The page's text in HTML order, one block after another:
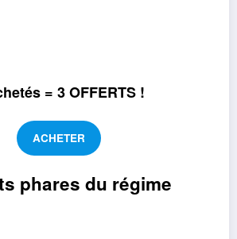
= 3 OFFERTS !
ACHETER
phares du régime